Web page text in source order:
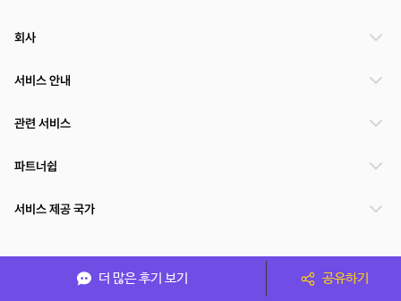
더 많은 후기 보기 공유하기
회사
서비스 안내
관련 서비스
파트너쉽
서비스 제공 국가
(주)NSPACE 사업자정보